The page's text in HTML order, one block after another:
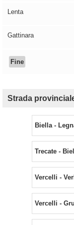
Lenta
Gattinara
Fine
Strada
Biella -
Trecate -
Vercelli -
Vercelli -